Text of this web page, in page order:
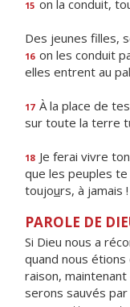
15 on la conduit,
Des jeunes filles,
16 on les conduit
elles entrent au pal
17 À la place de
sur toute la terre
18 Je ferai vivre
que les peuples
toujours, à jamais !
PAROLE DE
Si Dieu nous a
quand nous
raison,
serons sauvés